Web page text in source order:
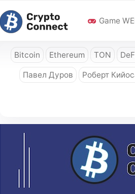
Game
Bitcoin Ethereum TON
Павел Дуров Роберт